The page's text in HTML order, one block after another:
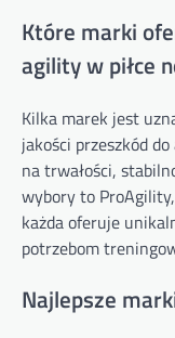
Które marki
agility w piłce
Kilka marek jest
jakości przeszkód
na trwałości,
wybory to
każda oferuje
potrzebom
Najlepsze